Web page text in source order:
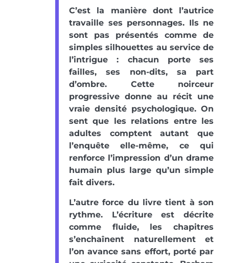
C’est la manière dont l’autrice
travaille ses personnages. Ils ne
sont pas présentés comme de
simples silhouettes au service de
l’intrigue : chacun porte ses
failles, ses non-dits, sa part
d’ombre. Cette noirceur
progressive donne au récit une
vraie densité psychologique. On
sent que les relations entre les
adultes comptent autant que
l’enquête elle-même, ce qui
renforce l’impression d’un drame
humain plus large qu’un simple
fait divers.
L’autre force du livre tient à son
rythme. L’écriture est décrite
comme fluide, les chapitres
s’enchaînent naturellement et
l’on avance sans effort, porté par